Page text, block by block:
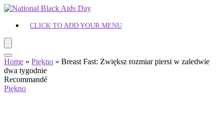
CLICK TO ADD YOUR MENU
Home » Piękno » Breast Fast: Zwiększ rozmiar piersi w zaledwie
dwa tygodnie
Recommandé
Piękno